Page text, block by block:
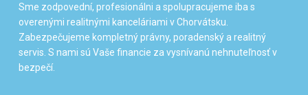
Sme zodpovední, profesionálni a spolupracujeme iba s
overenými realitnými kanceláriami v Chorvátsku.
Zabezpečujeme kompletný právny, poradenský a realitný
servis. S nami sú Vaše financie za vysnívanú nehnuteľnosť v
bezpečí.